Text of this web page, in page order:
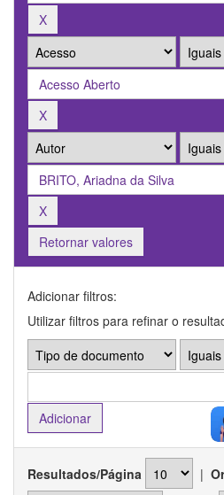
Retornar valores
Adicionar filtros:
Utilizar filtros para refinar o
Resultados/Página |